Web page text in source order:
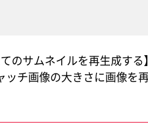
のサムネイルを再生成す
チ画像の大きさに画像を